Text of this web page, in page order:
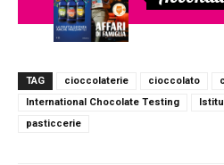
TAG cioccolaterie cioccolato
International Chocolate Testing
pasticcerie